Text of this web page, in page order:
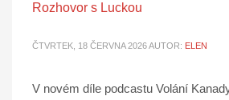
Rozhovor s Luckou
ČTVRTEK, 18 ČERVNA 2026AUTOR: ELEN
V novém díle podcastu Volání